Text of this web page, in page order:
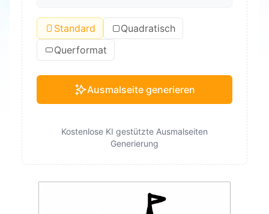
Standard
Quadratisch
Querformat
Ausmalseite generieren
Kostenlose KI gestützte Ausmalseiten
Generierung